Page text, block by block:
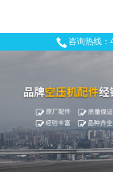
咨询热线